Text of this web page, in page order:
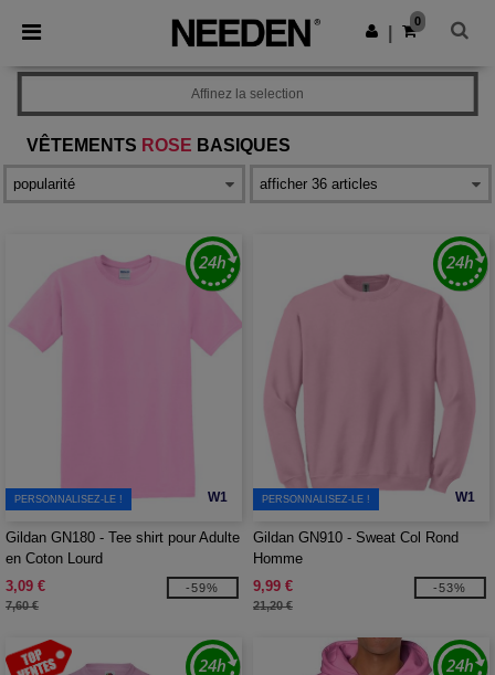
× Appli Needen
Meilleurs prix sur l’app !
Obtenir l'appli
0
VÊTEMENTS ROSE BASIQUES
Affinez la selection
W1
PERSONNALISEZ-LE !
Gildan GN180 - Tee shirt pour Adulte
en Coton Lourd
3,09 €
7,60 €
-59%
W1
PERSONNALISEZ-LE !
Gildan GN910 - Sweat Col Rond
Homme
9,99 €
21,20 €
-53%